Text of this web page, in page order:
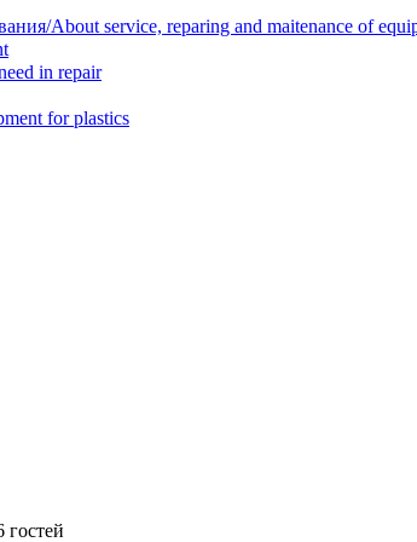
About service, reparing and maitenance of
in repair
for plastics
гостей